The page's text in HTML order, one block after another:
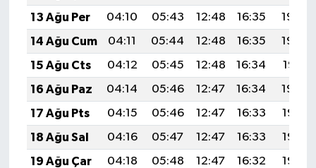
13 Ağu Per
04:10 05:43 12:48 16:35
19:43
14 Ağu Cum
04:11 05:44 12:48 16:35
19:42
15 Ağu Cts
04:12 05:45 12:48 16:34
19:41
16 Ağu Paz
04:14 05:46 12:47 16:34
19:39
17 Ağu Pts
04:15 05:46 12:47 16:33
19:38
18 Ağu Sal
04:16 05:47 12:47 16:33
19:37
19 Ağu Çar
04:18 05:48 12:47 16:32
19:35